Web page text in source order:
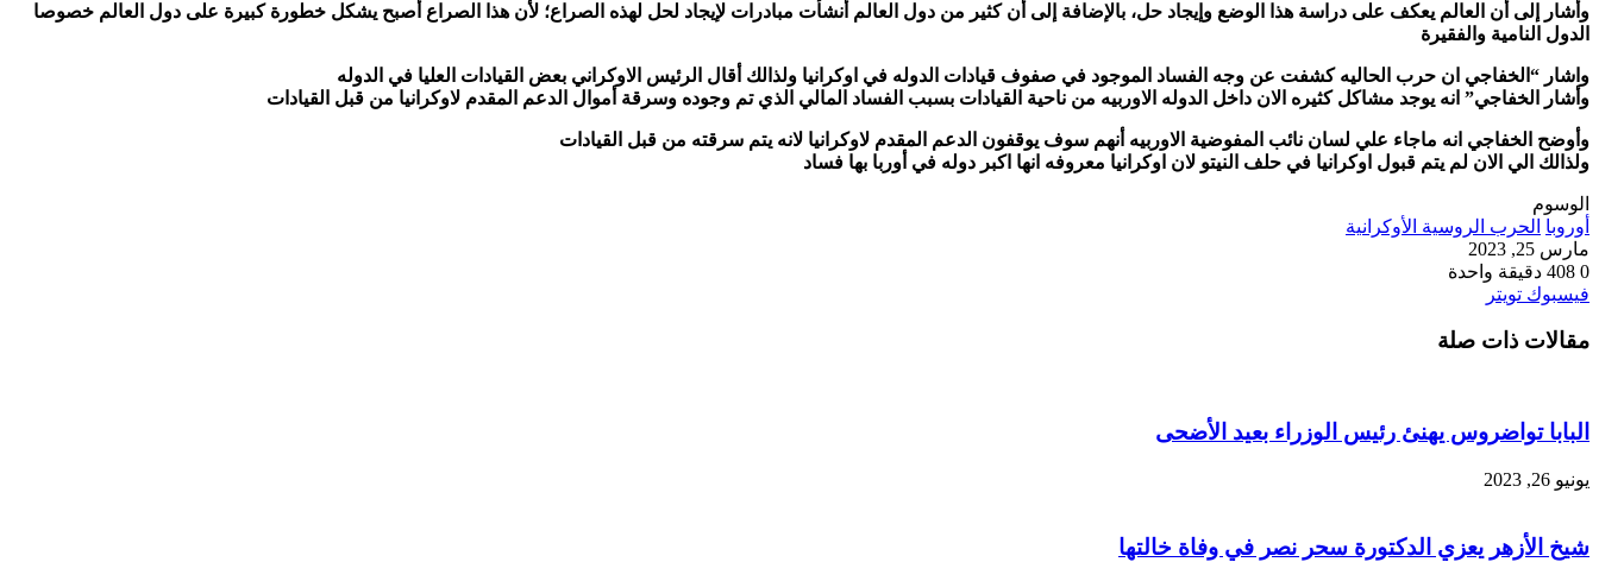
وأشار إلى أن العالم يعكف على دراسة هذا الوضع وإيجاد حل، بالإضافة إلى أن كثير من دول العالم أنشأت مبادرات لإيجاد لحل لهذه الصراع؛ لأن هذا الصراع أصبح يشكل خطورة كبيرة على دول العالم خصوصا
الدول النامية والفقيرة
واشار “الخفاجي ان حرب الحاليه كشفت عن وجه الفساد الموجود في صفوف قيادات الدوله في اوكرانيا ولذالك أقال الرئيس الاوكراني بعض القيادات العليا في الدوله
وأشار الخفاجي” انه يوجد مشاكل كثيره الان داخل الدوله الاوربيه من ناحية القيادات بسبب الفساد المالي الذي تم وجوده وسرقة أموال الدعم المقدم لاوكرانيا من قبل القيادات
وأوضح الخفاجي انه ماجاء علي لسان نائب المفوضية الاوربيه أنهم سوف يوقفون الدعم المقدم لاوكرانيا لانه يتم سرقته من قبل القيادات
ولذالك الي الان لم يتم قبول اوكرانيا في حلف النيتو لان اوكرانيا معروفه انها اكبر دوله في أوربا بها فساد
الوسوم
أوروبا الحرب الروسية الأوكرانية
مارس 25, 2023
0
دقيقة واحدة
فيسبوك تويتر
البريد
مقالات ذات صلة
البابا تواضروس يهنئ رئيس الوزراء بعيد الأضحى
يونيو 26, 2023
شيخ الأزهر يعزي الدكتورة سحر نصر في وفاة خالتها